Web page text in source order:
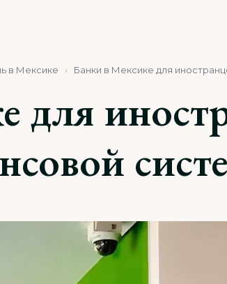
в Мексике › Банки в Мексике для
для